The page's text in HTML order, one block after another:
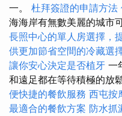
一。 杜拜簽證的申請方法
海海岸有無數美麗的城市
長照中心的單人房選擇，
供更加節省空間的冷藏選
讓你安心決定是否植牙 一
和遠足都在等待積極的放
便快捷的餐飲服務 西屯按
最適合的餐飲方案 防水抓